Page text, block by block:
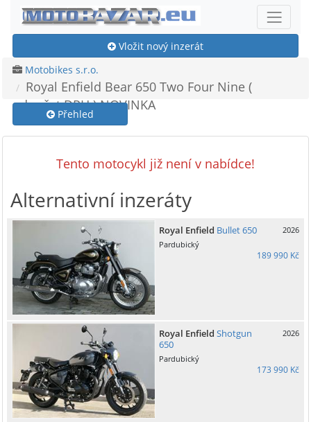
Vložit nový inzerát
Motobikes s.r.o.
Royal Enfield Bear 650 Two Four Nine (
odpočet DPH ) NOVINKA
Přehled
Tento motocykl již není v nabídce!
Alternativní inzeráty
Royal Enfield Bullet 650
2026
Pardubický
189 990 Kč
Royal Enfield Shotgun
650
2026
Pardubický
173 990 Kč